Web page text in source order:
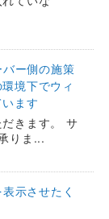
ー側の施策
境下でウィ
ます
きます。 サ
りま...
示させたく